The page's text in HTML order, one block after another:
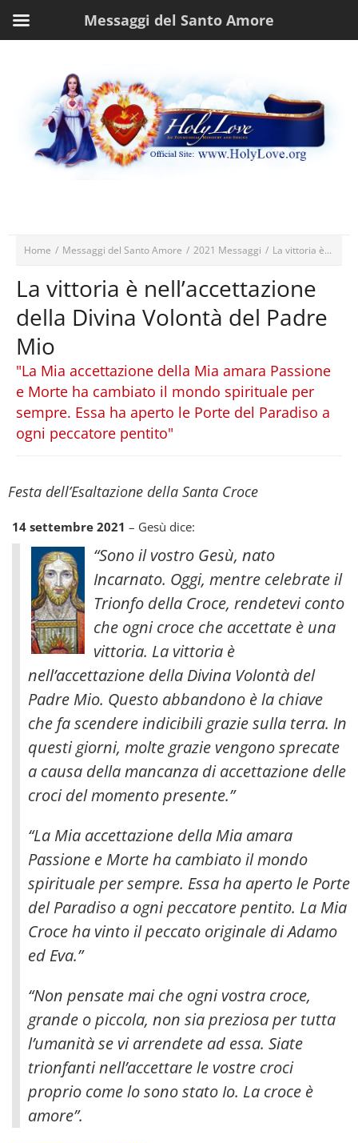
Home / Messaggi del Santo Amore / 2021 Messaggi / La vittoria è...
La vittoria è nell’accettazione
della Divina Volontà del Padre
Mio
"La Mia accettazione della Mia amara Passione
e Morte ha cambiato il mondo spirituale per
sempre. Essa ha aperto le Porte del Paradiso a
ogni peccatore pentito"
Festa dell’Esaltazione della Santa Croce
14 settembre 2021 – Gesù dice:
“Sono il vostro Gesù, nato
Incarnato. Oggi, mentre celebrate il
Trionfo della Croce, rendetevi conto
che ogni croce che accettate è una
vittoria. La vittoria è
nell’accettazione della Divina Volontà del
Padre Mio. Questo abbandono è la chiave
che fa scendere indicibili grazie sulla terra. In
questi giorni, molte grazie vengono sprecate
a causa della mancanza di accettazione delle
croci del momento presente.”
“La Mia accettazione della Mia amara
Passione e Morte ha cambiato il mondo
spirituale per sempre. Essa ha aperto le Porte
del Paradiso a ogni peccatore pentito. La Mia
Croce ha vinto il peccato originale di Adamo
ed Eva.”
“Non pensate mai che ogni vostra croce,
grande o piccola, non sia preziosa per tutta
l’umanità se vi arrendete ad essa. Siate
trionfanti nell’accettare le vostre croci
proprio come lo sono stato Io. La croce è
amore”.
Messaggi del Santo Amore